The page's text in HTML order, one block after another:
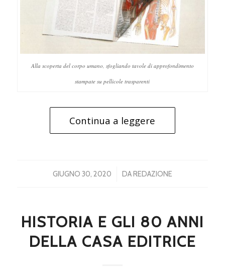
Alla scoperta del corpo umano, sfogliando tavole di approfondimento
stampate su pellicole trasparenti
Continua a leggere
GIUGNO 30, 2020
/ DAREDAZIONE
HISTORIA E GLI 80 ANNI
DELLA CASA EDITRICE